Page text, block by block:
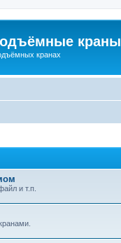
краны
кранах
и т.п.